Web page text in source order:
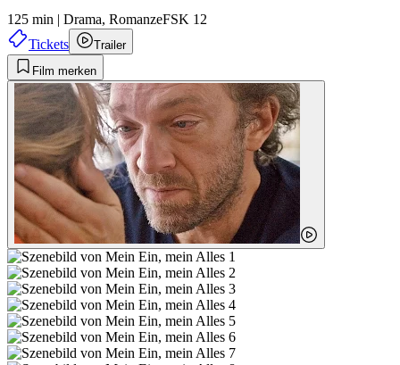
125 min | Drama, RomanzeFSK 12
Tickets
Trailer
Film merken